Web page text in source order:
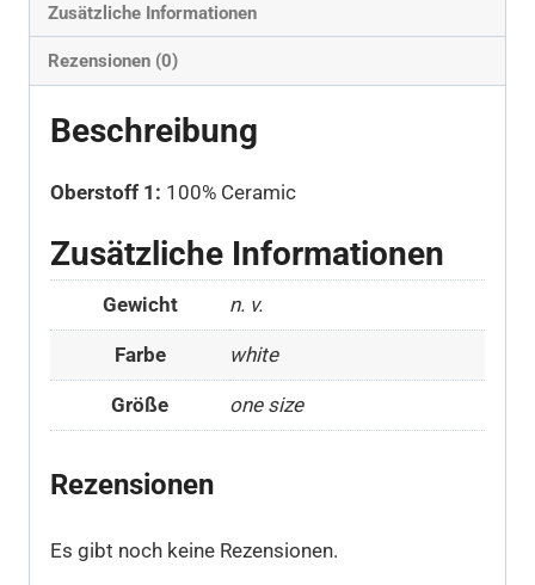
Zusätzliche Informationen
Rezensionen (0)
Beschreibung
Oberstoff 1: 100% Ceramic
Zusätzliche Informationen
Gewicht n. v.
Farbe white
Größe one size
Rezensionen
Es gibt noch keine Rezensionen.